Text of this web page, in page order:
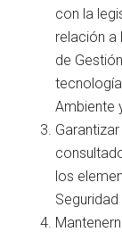
con la
relación a
de
Ambiente
los